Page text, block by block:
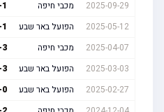
2025-09-29
מכבי חיפה 0
2025-05-12
הפועל באר שבע 4
2025-04-07
מכבי חיפה 0
2025-03-03
הפועל באר שבע 3
2025-02-27
הפועל באר שבע 2